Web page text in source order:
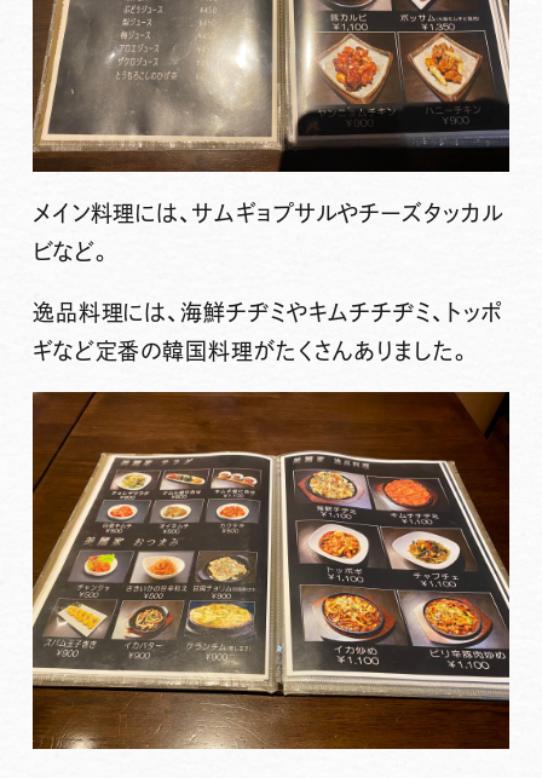
メイン料理には、サムギョプサルやチーズタッカル
ビなど。
逸品料理には、海鮮チヂミやキムチチヂミ、トッポ
ギなど定番の韓国料理がたくさんありました。